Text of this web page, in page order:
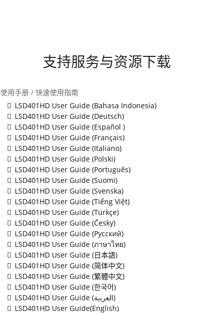
支持服务与资源下载
使用手册 / 快速使用指南
LSD401HD User Guide (Bahasa Indonesia)
LSD401HD User Guide (Deutsch)
LSD401HD User Guide (Español )
LSD401HD User Guide (Français)
LSD401HD User Guide (Italiano)
LSD401HD User Guide (Polski)
LSD401HD User Guide (Português)
LSD401HD User Guide (Suomi)
LSD401HD User Guide (Svenska)
LSD401HD User Guide (Tiếng Việt)
LSD401HD User Guide (Türkçe)
LSD401HD User Guide (Česky)
LSD401HD User Guide (Русский)
LSD401HD User Guide (ภาษาไทย)
LSD401HD User Guide (日本語)
LSD401HD User Guide (简体中文)
LSD401HD User Guide (繁體中文)
LSD401HD User Guide (한국어)
LSD401HD User Guide (ﺍﻟﻌﺭﺑﻳﺔ)
LSD401HD User Guide(English)